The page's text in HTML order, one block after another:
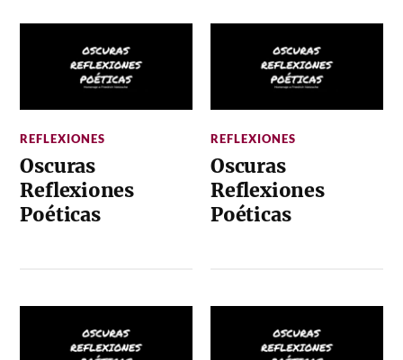
REFLEXIONES
Oscuras
Reflexiones
Poéticas
REFLEXIONES
Oscuras
Reflexiones
Poéticas